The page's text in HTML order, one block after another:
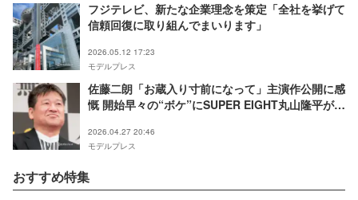
フジテレビ、新たな企業理念を策定「全社を挙げて
信頼回復に取り組んでまいります」
2026.05.12 17:23
モデルプレス
佐藤二朗「お蔵入り寸前になって」主演作公開に感
慨 開始早々の“ボケ”にSUPER EIGHT丸山隆平がツ
2026.04.27 20:46
モデルプレス
おすすめ特集